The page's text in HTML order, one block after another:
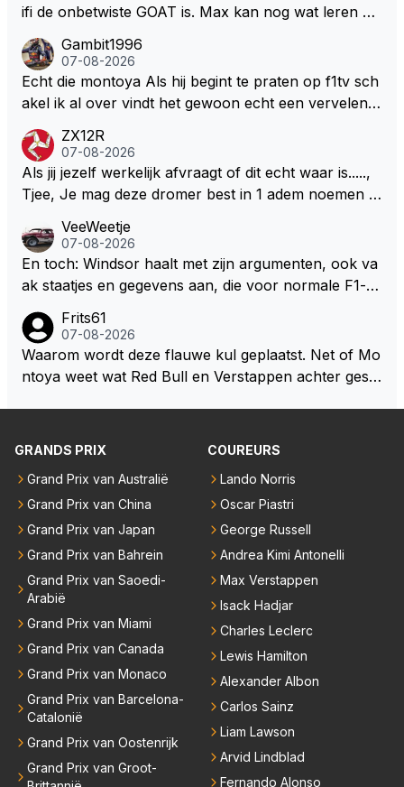
ifi de onbetwiste GOAT is. Max kan nog wat leren va
milton, hahahaha. Latifi pakt ze allemaal met de oge
n dicht met als onbetwiste nummer 2 of GOATINES
S Lawson natuurlijk 😂😂😂😂😂
Gambit1996
07-08-2026
Echt die montoya Als hij begint te praten op f1tv sch
akel ik al over vindt het gewoon echt een vervelend
weet 🤮🤮
ZX12R
07-08-2026
Als jij jezelf werkelijk afvraagt of dit echt waar is.....,
Tjee, Je mag deze dromer best in 1 adem noemen m
aar voordragen uit eigen geest. Kan mij voorstellen d
at je het leuk vindt sprookjes te luisteren maar heb jij
jezelf dan ook wel eens afgevraagd of de dappere b
ze wolff gesneden heeft?
VeeWeetje
07-08-2026
En toch: Windsor haalt met zijn argumenten, ook va
ak staatjes en gegevens aan, die voor normale F1-fa
okies made of your own dough" 🤣
Frits61
07-08-2026
Waarom wordt deze flauwe kul geplaatst. Net of Mo
ntoya weet wat Red Bull en Verstappen achter geslo
GRANDS PRIX
Grand Prix van Australië
Grand Prix van China
Grand Prix van Japan
Grand Prix van Bahrein
Grand Prix van Saoedi-
Arabië
Grand Prix van Miami
Grand Prix van Canada
Grand Prix van Monaco
Grand Prix van Barcelona-
Catalonië
Grand Prix van Oostenrijk
Grand Prix van Groot-
COUREURS
Lando Norris
Oscar Piastri
George Russell
Andrea Kimi Antonelli
Max Verstappen
Isack Hadjar
Charles Leclerc
Lewis Hamilton
Alexander Albon
Carlos Sainz
Liam Lawson
Arvid Lindblad
Fernando Alonso